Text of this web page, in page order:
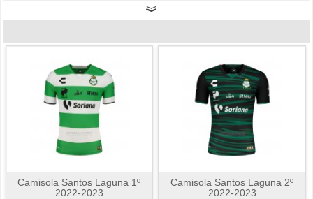
Camisola Santos Laguna 1º
2022-2023
Camisola Santos Laguna 2º
2022-2023